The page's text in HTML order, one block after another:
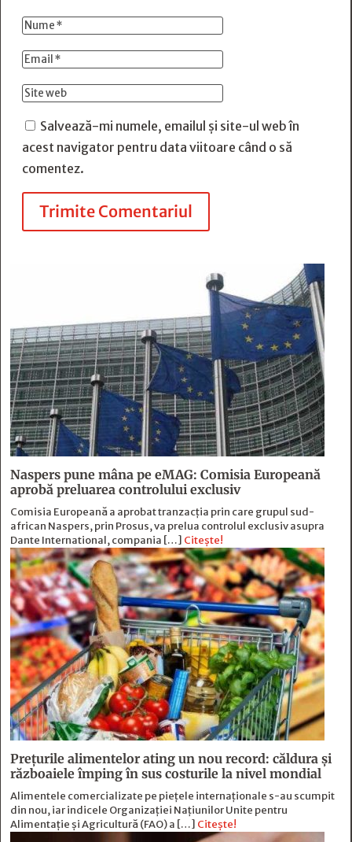
Salvează-mi numele, emailul și site-ul web în
acest navigator pentru data viitoare când o să
comentez.
Trimite Comentariul
Naspers pune mâna pe eMAG: Comisia Europeană
aprobă preluarea controlului exclusiv
Comisia Europeană a aprobat tranzacția prin care grupul sud-
african Naspers, prin Prosus, va prelua controlul exclusiv asupra
Dante International, compania […] Citește!
Prețurile alimentelor ating un nou record: căldura și
războaiele împing în sus costurile la nivel mondial
Alimentele comercializate pe piețele internaționale s-au scumpit
din nou, iar indicele Organizației Națiunilor Unite pentru
Alimentație și Agricultură (FAO) a […] Citește!